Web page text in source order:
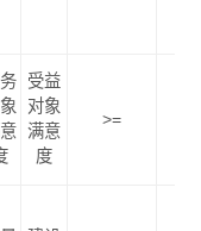
受益
对象
满意
度
>=